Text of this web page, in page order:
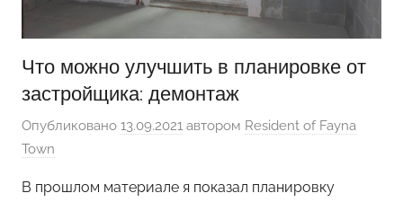
Что можно улучшить в планировке от
застройщика: демонтаж
Опубликовано 13.09.2021 автором Resident of Fayna
Town
В прошлом материале я показал планировку